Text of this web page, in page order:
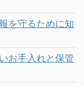
を守るために知
お手入れと保管